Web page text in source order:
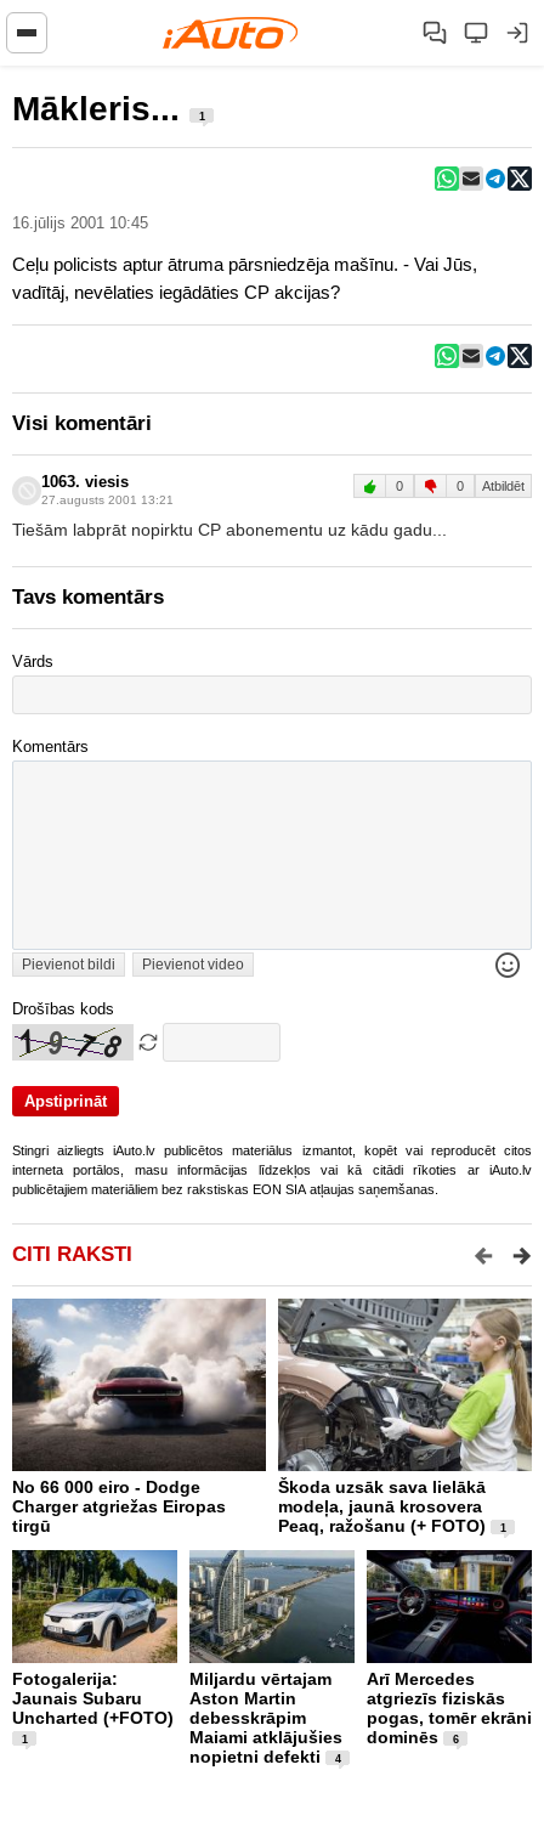
Mākleris... 1
16.jūlijs 2001 10:45
Ceļu policists aptur ātruma pārsniedzēja mašīnu. - Vai Jūs,
vadītāj, nevēlaties iegādāties CP akcijas?
Visi komentāri
1063. viesis
27.augusts 2001 13:21
0 0 Atbildēt
Tiešām labprāt nopirktu CP abonementu uz kādu gadu...
Tavs komentārs
Vārds
Komentārs
Pievienot bildi Pievienot video
Drošības kods
Stingri aizliegts iAuto.lv publicētos materiālus izmantot, kopēt vai reproducēt citos
interneta portālos, masu informācijas līdzekļos vai kā citādi rīkoties ar iAuto.lv
publicētajiem materiāliem bez rakstiskas EON SIA atļaujas saņemšanas.
CITI RAKSTI
No 66 000 eiro - Dodge
Charger atgriežas Eiropas
tirgū
Škoda uzsāk sava lielākā
modeļa, jaunā krosovera
Peaq, ražošanu (+ FOTO)
1
Fotogalerija:
Jaunais Subaru
Uncharted (+FOTO)
1
Miljardu vērtajam
Aston Martin
debesskrāpim
Maiami atklājušies
nopietni defekti
4
Arī Mercedes
atgriezīs fiziskās
pogas, tomēr ekrāni
dominēs
6